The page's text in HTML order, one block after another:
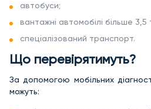
автобуси;
вантажні автомобілі більше
спеціалізований транспорт.
Що перевірятимуть?
За допомогою мобільних
можуть: